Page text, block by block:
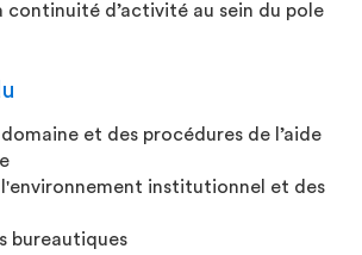
continuité d’activité au sein du pole
et des procédures de l’aide
l'environnement institutionnel et des
bureautiques